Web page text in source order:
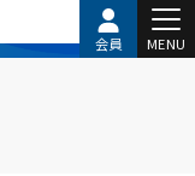
会員 MENU